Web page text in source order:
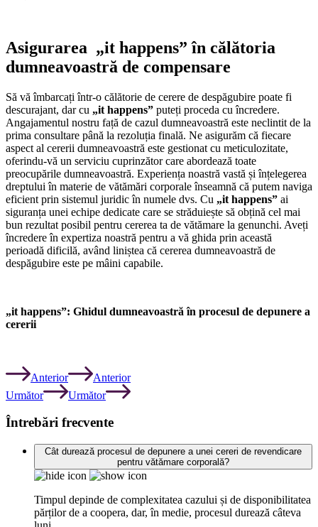
Asigurarea „it happens” în călătoria
dumneavoastră de compensare
Să vă îmbarcați într-o călătorie de cerere de despăgubire poate fi
descurajant, dar cu „it happens” puteți proceda cu încredere.
Angajamentul nostru față de cazul dumneavoastră este neclintit de la
prima consultare până la rezoluția finală. Ne asigurăm că fiecare
aspect al cererii dumneavoastră este gestionat cu meticulozitate,
oferindu-vă un serviciu cuprinzător care abordează toate
preocupările dumneavoastră. Experiența noastră vastă și înțelegerea
dreptului în materie de vătămări corporale înseamnă că putem naviga
eficient prin sistemul juridic în numele dvs. Cu „it happens” ai
siguranța unei echipe dedicate care se străduiește să obțină cel mai
bun rezultat posibil pentru cererea ta de vătămare la genunchi. Aveți
încredere în expertiza noastră pentru a vă ghida prin această
perioadă dificilă, având liniștea că cererea dumneavoastră de
despăgubire este pe mâini capabile.
„it happens”: Ghidul dumneavoastră în procesul de depunere a
cererii
Anterior
Anterior
Următor
Următor
Întrebări frecvente
Cât durează procesul de depunere a unei cereri de revendicare
pentru vătămare corporală?
Timpul depinde de complexitatea cazului și de disponibilitatea
părților de a coopera, dar, în medie, procesul durează câteva